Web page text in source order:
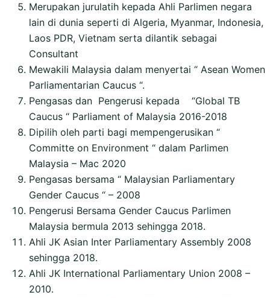
Merupakan jurulatih kepada Ahli Parlimen negara
lain di dunia seperti di Algeria, Myanmar, Indonesia,
Laos PDR, Vietnam serta dilantik sebagai
Consultant
Mewakili Malaysia dalam menyertai “ Asean Women
Parliamentarian Caucus “.
Pengasas dan Pengerusi kepada “Global TB
Caucus “ Parliament of Malaysia 2016-2018
Dipilih oleh parti bagi mempengerusikan “
Committe on Environment “ dalam Parlimen
Malaysia – Mac 2020
Pengasas bersama “ Malaysian Parliamentary
Gender Caucus “ – 2008
Pengerusi Bersama Gender Caucus Parlimen
Malaysia bermula 2013 sehingga 2018.
Ahli JK Asian Inter Parliamentary Assembly 2008
sehingga 2018.
Ahli JK International Parliamentary Union 2008 –
2010.